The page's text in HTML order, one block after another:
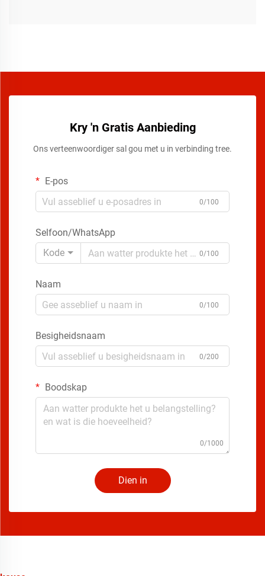
Kry 'n Gratis Aanbieding
Ons verteenwoordiger sal gou met u in verbinding tree.
E-pos
0/100
Selfoon/WhatsApp
Kode
0/100
Naam
0/100
Besigheidsnaam
0/200
Boodskap
0/1000
Dien in